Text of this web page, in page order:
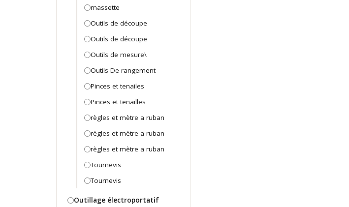
massette
Outils de découpe
Outils de découpe
Outils de mesure\
Outils De rangement
Pinces et tenailes
Pinces et tenailles
règles et mètre a ruban
règles et mètre a ruban
règles et mètre a ruban
Tournevis
Tournevis
Outillage électroportatif